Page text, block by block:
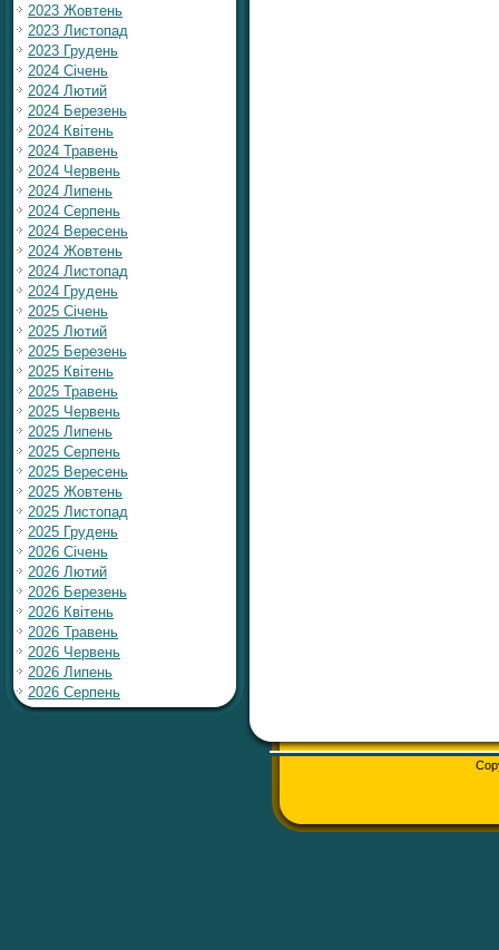
2023 Жовтень
2023 Листопад
2023 Грудень
2024 Січень
2024 Лютий
2024 Березень
2024 Квітень
2024 Травень
2024 Червень
2024 Липень
2024 Серпень
2024 Вересень
2024 Жовтень
2024 Листопад
2024 Грудень
2025 Січень
2025 Лютий
2025 Березень
2025 Квітень
2025 Травень
2025 Червень
2025 Липень
2025 Серпень
2025 Вересень
2025 Жовтень
2025 Листопад
2025 Грудень
2026 Січень
2026 Лютий
2026 Березень
2026 Квітень
2026 Травень
2026 Червень
2026 Липень
2026 Серпень